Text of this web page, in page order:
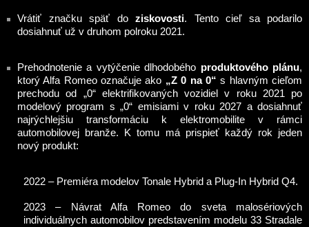
Vrátiť značku späť do ziskovosti. Tento cieľ sa podarilo
dosiahnuť už v druhom polroku 2021.
Prehodnotenie a vytýčenie dlhodobého produktového plánu,
ktorý Alfa Romeo označuje ako „Z 0 na 0“ s hlavným cieľom
prechodu od „0“ elektrifikovaných vozidiel v roku 2021 po
modelový program s „0“ emisiami v roku 2027 a dosiahnuť
najrýchlejšiu transformáciu k elektromobilite v rámci
automobilovej branže. K tomu má prispieť každý rok jeden
nový produkt:
2022 – Premiéra modelov Tonale Hybrid a Plug-In Hybrid Q4.
2023 – Návrat Alfa Romeo do sveta malosériových
individuálnych automobilov predstavením modelu 33 Stradale